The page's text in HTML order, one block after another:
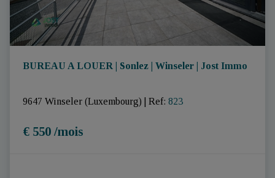
BUREAU A LOUER | Sonlez | Winseler | Jost Immo
9647 Winseler (Luxembourg) Ref: 823
€ 550 /mois